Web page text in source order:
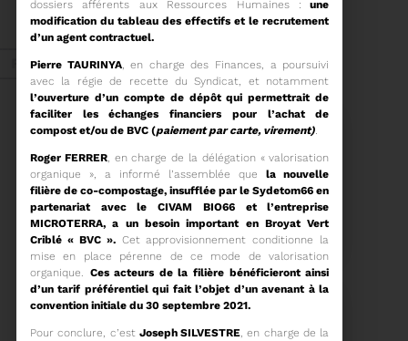
ORDRE DU JOUR DU
COMITÉ SYNDICAL DU
MERCREDI 27 MAI A
Fév. 2026
Recyclage
18/02/2026
COMMUNIQUÉ DE PRESSE
Tempête Nils - Gestion
des déchets végétaux
Voir plus
dossiers afférents aux Ressources Humaines : une
modification du tableau des effectifs et le recrutement
d’un agent contractuel.
Pierre TAURINYA, en charge des Finances, a poursuivi
avec la régie de recette du Syndicat, et notamment
l’ouverture d’un compte de dépôt qui permettrait de
faciliter les échanges financiers pour l’achat de
compost et/ou de BVC (paiement par carte, virement).
Roger FERRER, en charge de la délégation « valorisation
organique », a informé l’assemblée quela nouvelle
filière de co-compostage, insufflée par le Sydetom66 en
partenariat avec le CIVAM BIO66 et l’entreprise
MICROTERRA, a un besoin important en Broyat Vert
Criblé « BVC ».Cet approvisionnement conditionne la
mise en place pérenne de ce mode de valorisation
organique. Ces acteurs de la filière bénéficieront ainsi
d’un tarif préférentiel qui fait l’objet d’un avenant à la
convention initiale du 30 septembre 2021.
Pour conclure, c’est Joseph SILVESTRE, en charge de la